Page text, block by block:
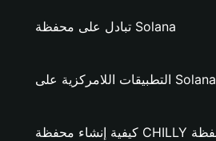
تبادل على محفظة Solana
التطبيقات اللامركزية على Solana
كيفية إنشاء محفظة CHILLY على محفظة